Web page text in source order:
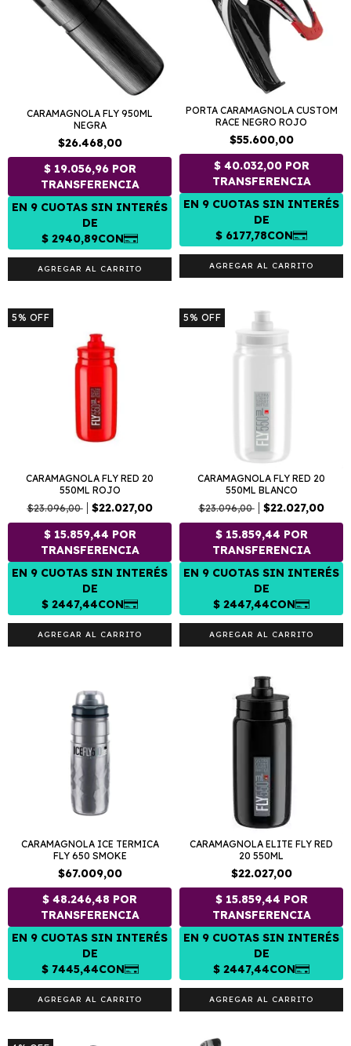
CARAMAGNOLA FLY 950ML
NEGRA
$26.468,00
PORTA CARAMAGNOLA CUSTOM
RACE NEGRO ROJO
$55.600,00
5% OFF
CARAMAGNOLA FLY RED 20
550ML ROJO
$23.096,00
$22.027,00
5% OFF
CARAMAGNOLA FLY RED 20
550ML BLANCO
$23.096,00
$22.027,00
CARAMAGNOLA ICE TERMICA
FLY 650 SMOKE
$67.009,00
CARAMAGNOLA ELITE FLY RED
20 550ML
$22.027,00